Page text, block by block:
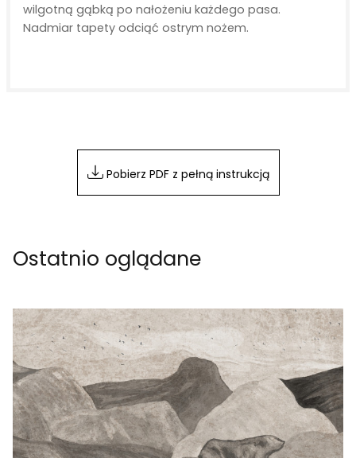
wilgotną gąbką po nałożeniu każdego pasa.
Nadmiar tapety odciąć ostrym nożem.
Pobierz PDF z pełną instrukcją
Ostatnio oglądane